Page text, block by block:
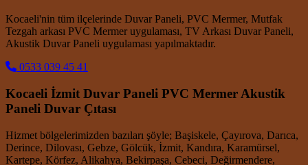
Kocaeli'nin tüm ilçelerinde Duvar Paneli, PVC Mermer, Mutfak
Tezgah arkası PVC Mermer uygulaması, TV Arkası Duvar Paneli,
Akustik Duvar Paneli uygulaması yapılmaktadır.
0533 039 45 41
Kocaeli İzmit Duvar Paneli PVC Mermer Akustik
Paneli Duvar Çıtası
Hizmet bölgelerimizden bazıları şöyle; Başiskele, Çayırova, Darıca,
Derince, Dilovası, Gebze, Gölcük, İzmit, Kandıra, Karamürsel,
Kartepe, Körfez, Alikahya, Bekirpaşa, Cebeci, Değirmendere,